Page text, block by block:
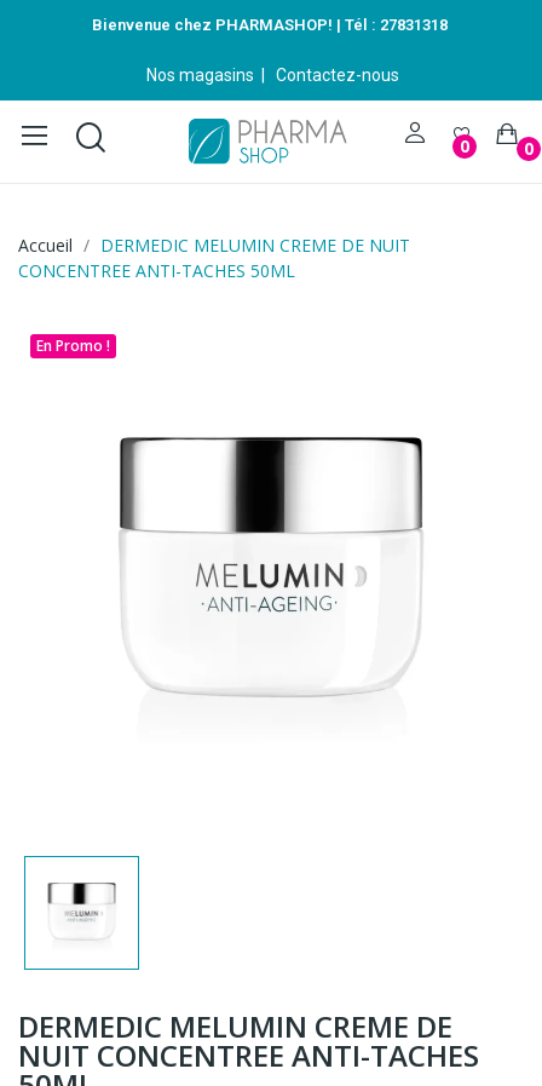
Bienvenue chez PHARMASHOP! | Tél : 27831318
Nos magasins Contactez-nous
0 0
Accueil
DERMEDIC MELUMIN CREME DE NUIT
CONCENTREE ANTI-TACHES 50ML
En Promo !
DERMEDIC MELUMIN CREME DE
NUIT CONCENTREE ANTI-TACHES